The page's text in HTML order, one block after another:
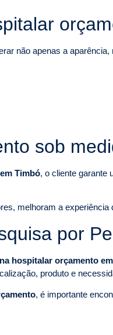
não apenas a
sob
Timbó, o cliente garante
melhoram a
por
hospitalar orçamento
produto e
, é importante